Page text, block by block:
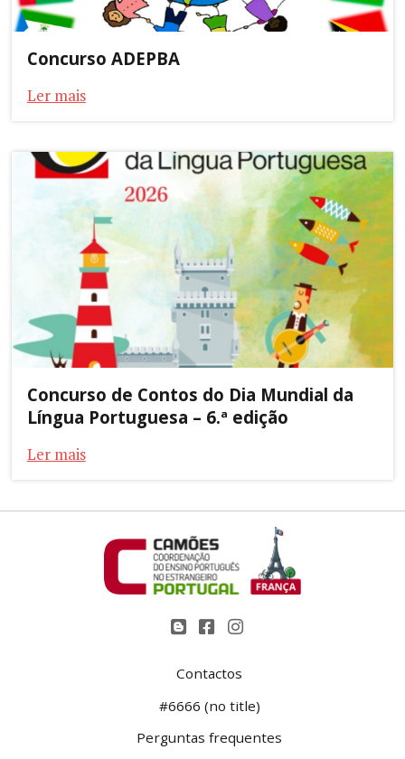
Concurso ADEPBA
Ler mais
Concurso de Contos do Dia Mundial da
Língua Portuguesa – 6.ª edição
Ler mais
Contactos
#6666 (no title)
Perguntas frequentes